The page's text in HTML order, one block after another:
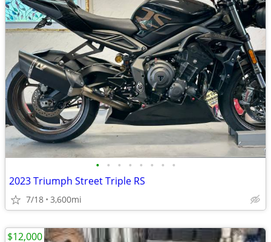
• • • • • • • •
2023 Triumph Street Triple RS
7/18 3,600mi
$12,000